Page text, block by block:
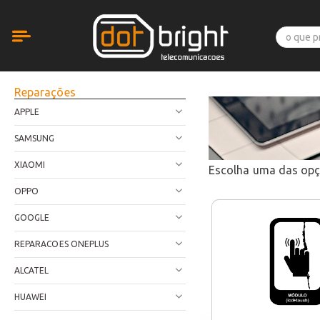
Reparações
APPLE
SAMSUNG
XIAOMI
OPPO
GOOGLE
REPARACOES ONEPLUS
ALCATEL
HUAWEI
Escolha uma das